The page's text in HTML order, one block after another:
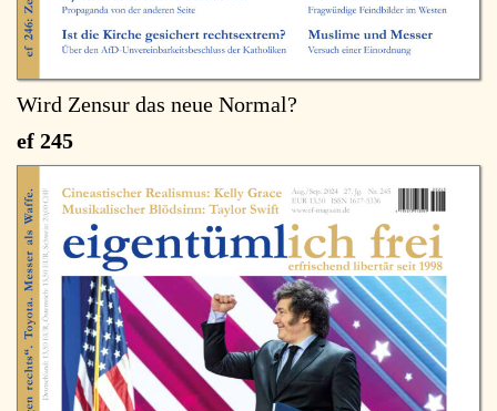
Wird Zensur das neue Normal?
ef 245